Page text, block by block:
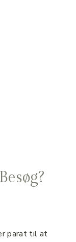
parat til at